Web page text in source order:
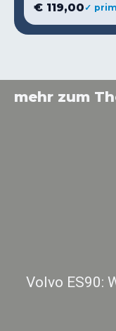
€ 119,00✓
mehr zum
Volvo ES90: